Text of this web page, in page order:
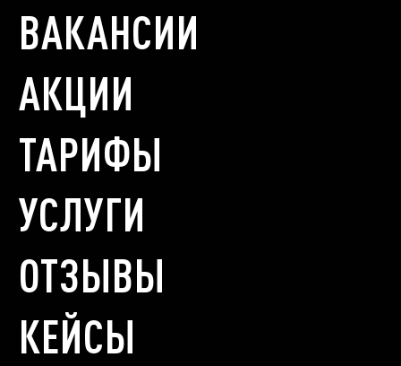
ВАКАНСИИ
АКЦИИ
ТАРИФЫ
УСЛУГИ
ОТЗЫВЫ
КЕЙСЫ